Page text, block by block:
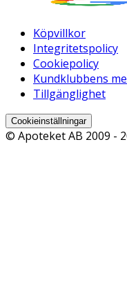
Köpvillkor
Integritetspolicy
Cookiepolicy
Kundklubbens
Tillgänglighet
Cookieinställningar
© Apoteket AB 2009 -